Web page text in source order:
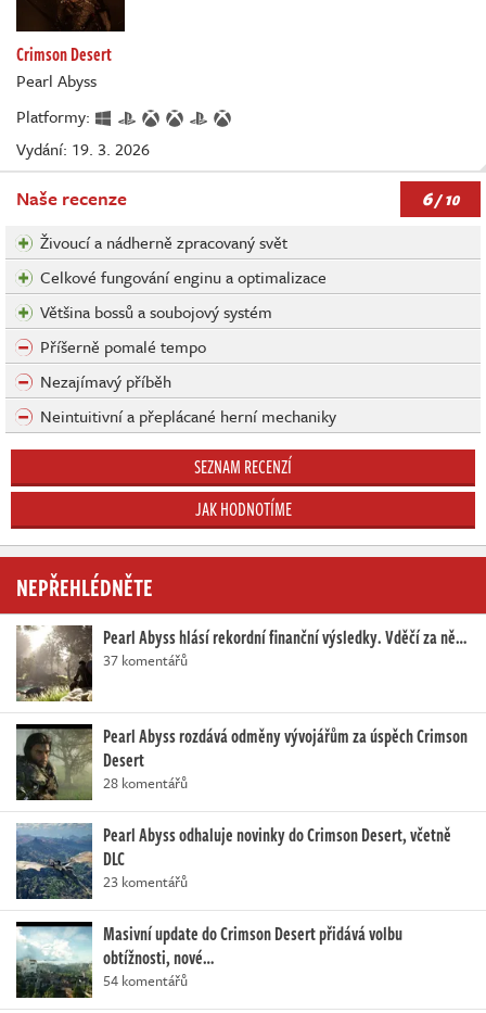
Crimson Desert
Pearl Abyss
Platformy:
Vydání: 19. 3. 2026
Naše recenze 6/ 10
Živoucí a nádherně zpracovaný svět
Celkové fungování enginu a optimalizace
Většina bossů a soubojový systém
Příšerně pomalé tempo
Nezajímavý příběh
Neintuitivní a přeplácané herní mechaniky
SEZNAM RECENZÍ
JAK HODNOTÍME
NEPŘEHLÉDNĚTE
Pearl Abyss hlásí rekordní finanční výsledky. Vděčí za ně…
37 komentářů
Pearl Abyss rozdává odměny vývojářům za úspěch Crimson
Desert
28 komentářů
Pearl Abyss odhaluje novinky do Crimson Desert, včetně
DLC
23 komentářů
Masivní update do Crimson Desert přidává volbu
obtížnosti, nové…
54 komentářů